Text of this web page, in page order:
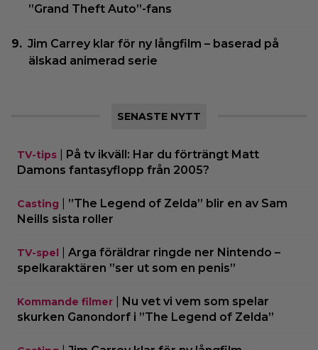
”Grand Theft Auto”-fans
Jim Carrey klar för ny långfilm – baserad på
älskad animerad serie
SENASTE NYTT
TV-tips
På tv ikväll: Har du förträngt Matt
Damons fantasyflopp från 2005?
Casting
”The Legend of Zelda” blir en av Sam
Neills sista roller
TV-spel
Arga föräldrar ringde ner Nintendo –
spelkaraktären ”ser ut som en penis”
Kommande filmer
Nu vet vi vem som spelar
skurken Ganondorf i ”The Legend of Zelda”